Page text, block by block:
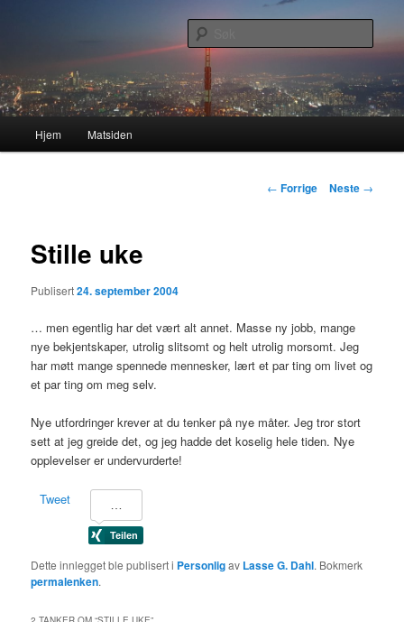
hovedinnholdet
Lasses hjemmeside
Hjem Matsiden
Innleggsnavigasjon
← Forrige Neste →
Stille uke
Publisert24. september 2004
… men egentlig har det vært alt annet. Masse ny jobb, mange
nye bekjentskaper, utrolig slitsomt og helt utrolig morsomt. Jeg
har møtt mange spennede mennesker, lært et par ting om livet og
et par ting om meg selv.
Nye utfordringer krever at du tenker på nye måter. Jeg tror stort
sett at jeg greide det, og jeg hadde det koselig hele tiden. Nye
opplevelser er undervurderte!
Tweet
Dette innlegget ble publisert i Personligav Lasse G. Dahl. Bokmerk
permalenken.